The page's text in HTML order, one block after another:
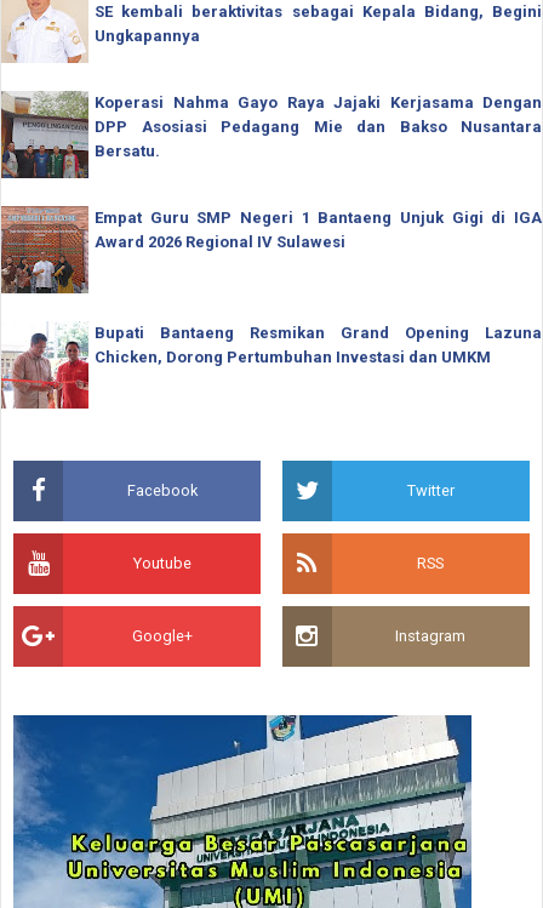
SE kembali beraktivitas sebagai Kepala Bidang, Begini
Ungkapannya
Koperasi Nahma Gayo Raya Jajaki Kerjasama Dengan
DPP Asosiasi Pedagang Mie dan Bakso Nusantara
Bersatu.
Empat Guru SMP Negeri 1 Bantaeng Unjuk Gigi di IGA
Award 2026 Regional IV Sulawesi
Bupati Bantaeng Resmikan Grand Opening Lazuna
Chicken, Dorong Pertumbuhan Investasi dan UMKM
Facebook Twitter
Youtube RSS
Google+ Instagram